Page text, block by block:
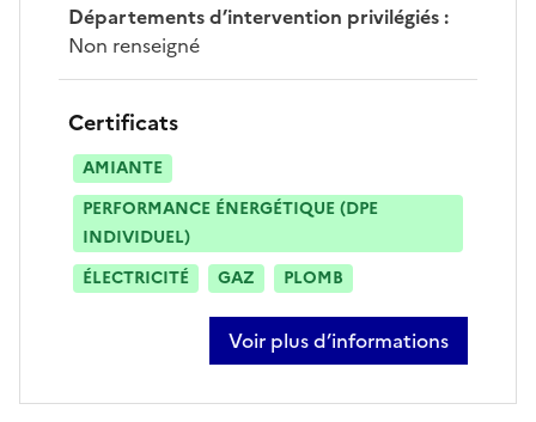
Départements d’intervention privilégiés:
Non renseigné
Certificats
AMIANTE
PERFORMANCE ÉNERGÉTIQUE (DPE
INDIVIDUEL)
ÉLECTRICITÉ
GAZ PLOMB
Voir plus d’informations
sur abdellali chahbar